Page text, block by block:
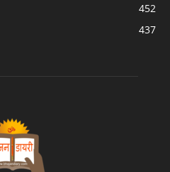
452
437